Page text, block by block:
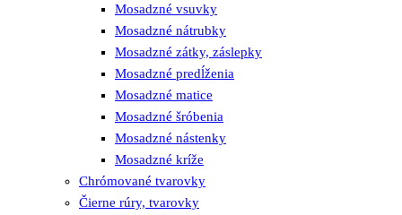
Mosadzné vsuvky
Mosadzné nátrubky
Mosadzné zátky, záslepky
Mosadzné predĺženia
Mosadzné matice
Mosadzné šróbenia
Mosadzné nástenky
Mosadzné kríže
Chrómované tvarovky
Čierne rúry, tvarovky